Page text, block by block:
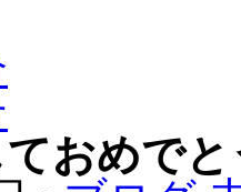
おめで